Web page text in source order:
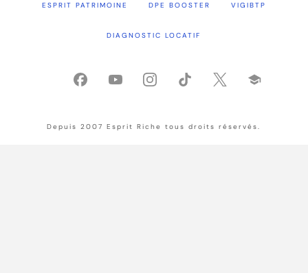
ESPRIT PATRIMOINE DPE BOOSTER VIGIBTP
DIAGNOSTIC LOCATIF
Depuis 2007 Esprit Riche tous droits réservés.